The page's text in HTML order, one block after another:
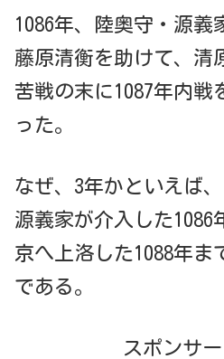
1086年、陸奥守・源義
藤原清衡を助けて、清
苦戦の末に1087年内戦
った。
なぜ、3年かといえば、
源義家が介入した1086
京へ上洛した1088年ま
である。
スポンサ